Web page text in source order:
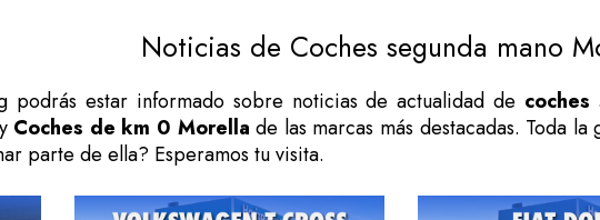
Noticias de Coches segunda mano
podrás estar informado sobre noticias de actualidad de
y Coches de km 0 Morella de las marcas más destacadas. Toda
parte de ella? Esperamos tu visita.